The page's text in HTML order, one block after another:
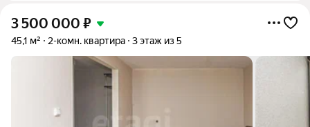
3 500 000 ₽
45,1 м² 2-комн. квартира 3 этаж из 5